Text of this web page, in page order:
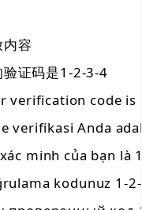
容
验证码是1-2-3-4
verification code is
verifikasi Anda
minh của bạn là
kodunuz 1-